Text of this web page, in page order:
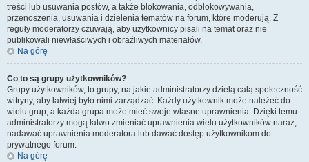
treści lub usuwania postów, a także blokowania, odblokowywania,
przenoszenia, usuwania i dzielenia tematów na forum, które moderują. Z
reguły moderatorzy czuwają, aby użytkownicy pisali na temat oraz nie
publikowali niewłaściwych i obraźliwych materiałów.
Na górę
Co to są grupy użytkowników?
Grupy użytkowników, to grupy, na jakie administratorzy dzielą całą społeczność
witryny, aby łatwiej było nimi zarządzać. Każdy użytkownik może należeć do
wielu grup, a każda grupa może mieć swoje własne uprawnienia. Dzięki temu
administratorzy mogą łatwo zmieniać uprawnienia wielu użytkowników naraz,
nadawać uprawnienia moderatora lub dawać dostęp użytkownikom do
prywatnego forum.
Na górę